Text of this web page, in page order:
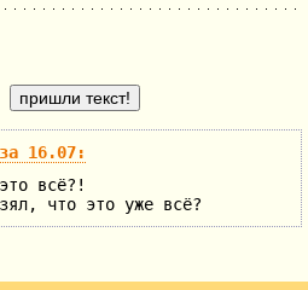
16.07:
всё?!
что это уже всё?